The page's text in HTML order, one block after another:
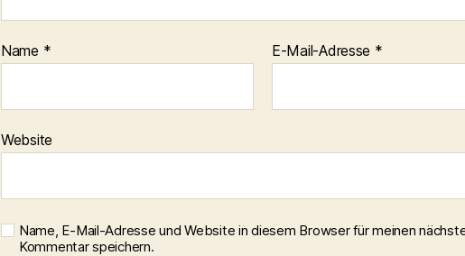
Name * E-Mail-Adresse *
Website
Name, E-Mail-Adresse und Website in diesem Browser für meinen
Kommentar speichern.